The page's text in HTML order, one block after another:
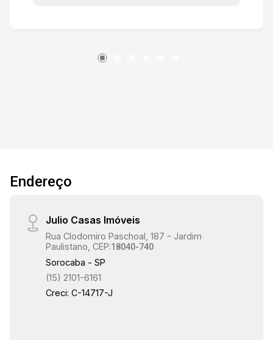
Endereço
Julio Casas Imóveis
Rua Clodomiro Paschoal, 187 - Jardim
Paulistano, CEP:18040-740
Sorocaba - SP
(15) 2101-6161
Creci: C-14717-J